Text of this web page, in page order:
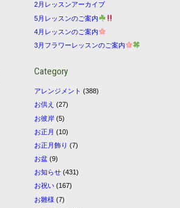
2月レッスンアーカイブ
5月レッスンのご案内
4月レッスンのご案内
3月フラワーレッスンのご案内
Category
アレンジメント (388)
お供え (27)
お彼岸 (5)
お正月 (10)
お正月飾り (7)
お盆 (9)
お知らせ (431)
お祝い (167)
お雛様 (7)